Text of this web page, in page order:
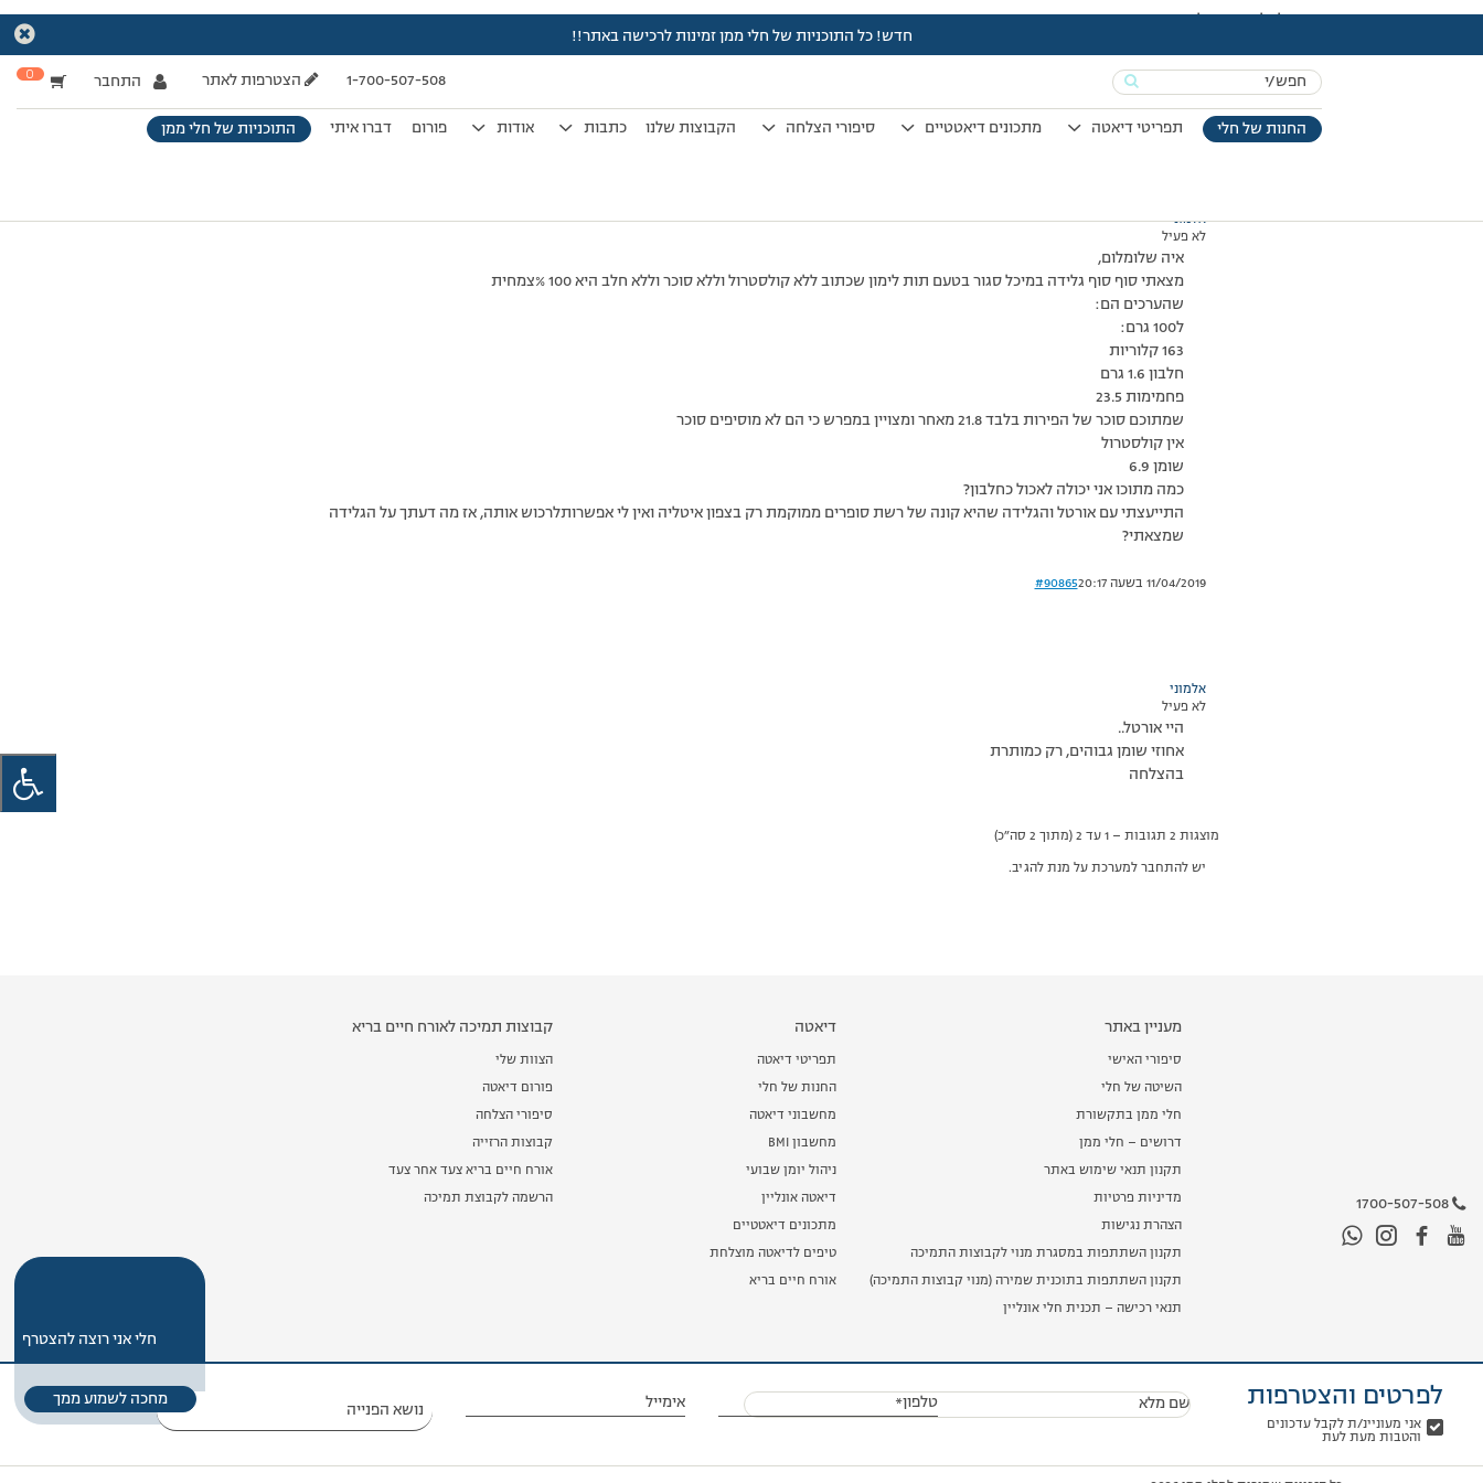
חדש! כל התוכניות של חלי ממן זמינות לרכישה באתר!!
Search
for:
1-700-507-508 הצטרפות לאתר התחבר 0
החנות של חלי תפריטי דיאטה מתכונים דיאטטיים סיפורי הצלחה הקבוצות שלנו כתבות אודות פורום דברו איתי התוכניות של חלי ממן
עמוד הבית>דיונים>פורום>שאלה לגבי מוצר גלידה שמצאתי
מוצגות 2 תגובות – 1 עד 2 (מתוך 2 סה״כ)
19/06/2009 בשעה 13:09
#90864
אלמוני
לא פעיל
איה שלומלום,
מצאתי סוף סוף גלידה במיכל סגור בטעם תות לימון שכתוב ללא קולסטרול וללא סוכר וללא חלב היא 100 %צמחית
שהערכים הם:
ל100 גרם:
163 קלוריות
חלבון 1.6 גרם
פחמימות 23.5
שמתוכם סוכר של הפירות בלבד 21.8 מאחר ומצויין במפרש כי הם לא מוסיפים סוכר
אין קולסטרול
שומן 6.9
כמה מתוכו אני יכולה לאכול כחלבון?
התייעצתי עם אורטל והגלידה שהיא קונה של רשת סופרים ממוקמת רק בצפון איטליה ואין לי אפשרותלרכוש אותה, אז מה דעתך על הגלידה
שמצאתי?
11/04/2019 בשעה 20:17 #90865
אלמוני
לא פעיל
היי אורטל..
אחוזי שומן גבוהים, רק כמותרת
בהצלחה
מוצגות 2 תגובות – 1 עד 2 (מתוך 2 סה״כ)
יש להתחבר למערכת על מנת להגיב.
1700-507-508
מעניין באתר
סיפורי האישי
השיטה של חלי
חלי ממן בתקשורת
דרושים – חלי ממן
תקנון תנאי שימוש באתר
מדיניות פרטיות
הצהרת נגישות
תקנון השתתפות במסגרת מנוי לקבוצות התמיכה
תקנון השתתפות בתוכנית שמירה (מנוי קבוצות התמיכה)
תנאי רכישה – תכנית חלי אונליין
דיאטה
תפריטי דיאטה
החנות של חלי
מחשבוני דיאטה
מחשבון BMI
ניהול יומן שבועי
דיאטה אונליין
מתכונים דיאטטיים
טיפים לדיאטה מוצלחת
אורח חיים בריא
קבוצות תמיכה לאורח חיים בריא
הצוות שלי
פורום דיאטה
סיפורי הצלחה
קבוצות הרזייה
אורח חיים בריא צעד אחר צעד
הרשמה לקבוצת תמיכה
לפרטים והצטרפות
אני מעוניינ/ת לקבל עדכונים
והטבות מעת לעת
שם מלא טלפון* אימייל מחכה לשמוע ממך
חלי אני רוצה להצטרף